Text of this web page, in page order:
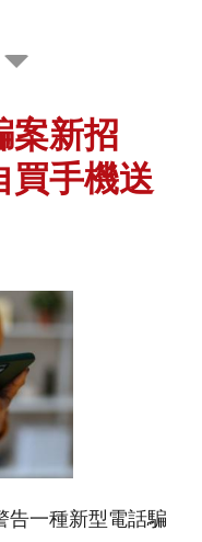
案新招
買手機送
告一種新型電話騙